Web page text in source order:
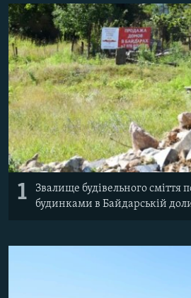
ВІДЕОУРОКИ «ELIFBE»
СВІДЧЕННЯ ОКУПАЦІЇ
УКРАЇНСЬКА ПРОБЛЕМА КРИМУ
ІНФОГРАФІКА
Русский
Qırımtatar
ДОЛУЧАЙСЯ!
Усі сайти RFE/RL
1
Звалище будівельного сміття
будинками в Байдарській